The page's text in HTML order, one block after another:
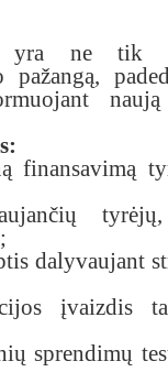
yra ne tik
naują
finansavimą
dalyvaujant
įvaizdis
sprendimų